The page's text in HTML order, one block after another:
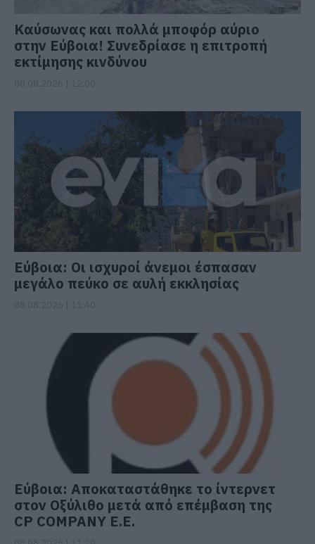
Καύσωνας και πολλά μποφόρ αύριο
στην Εύβοια! Συνεδρίασε η επιτροπή
εκτίμησης κινδύνου
Εύβοια: Οι ισχυροί άνεμοι έσπασαν
μεγάλο πεύκο σε αυλή εκκλησίας
Εύβοια: Αποκαταστάθηκε το ίντερνετ
στον Οξύλιθο μετά από επέμβαση της
CP COMPANY Ε.Ε.